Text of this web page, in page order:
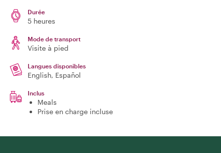
Durée
5 heures
Mode de transport
Visite à pied
Langues disponibles
English, Español
Inclus
Meals
Prise en charge incluse